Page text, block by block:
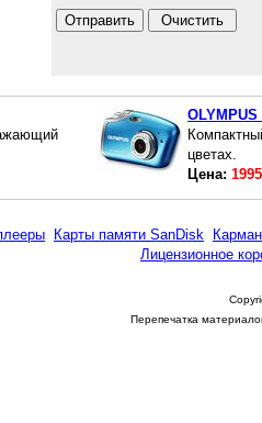
цветах.
Цена: 1995
Карты памяти SanDisk
Лицензионное
Перепечатка